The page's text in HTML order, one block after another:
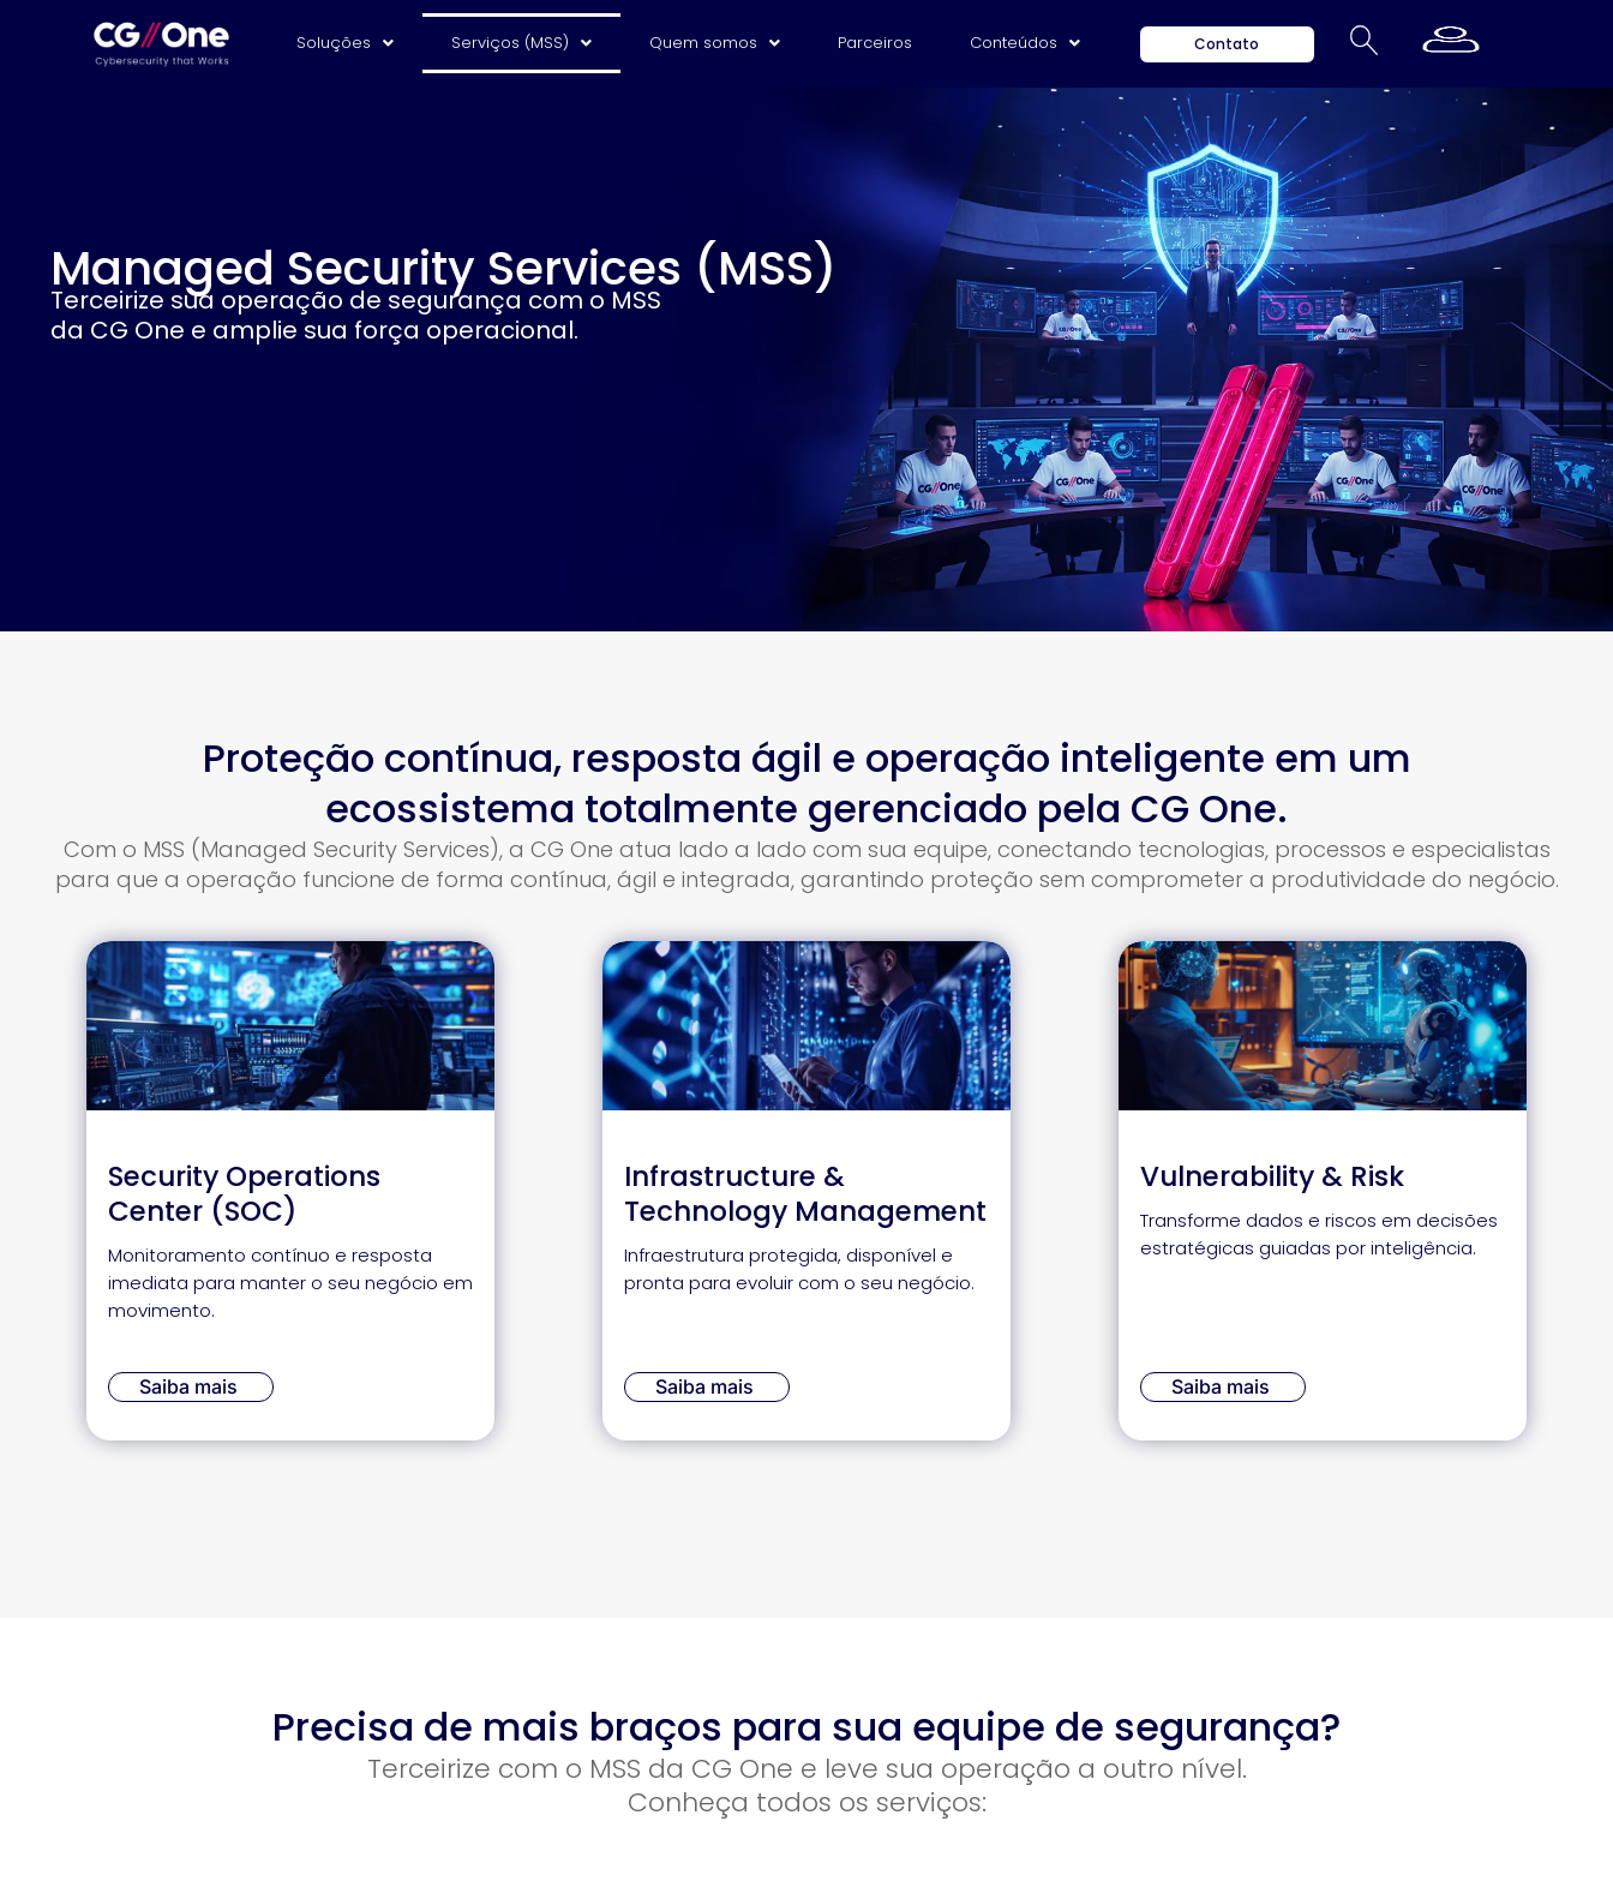
Soluções Serviços (MSS) Quem somos Parceiros Conteúdos Contato
Managed Security Services (MSS)
Terceirize sua operação de segurança com o MSS
da CG One e amplie sua força operacional.
Proteção contínua, resposta ágil e operação inteligente em um
ecossistema totalmente gerenciado pela CG One.
Com o MSS (Managed Security Services), a CG One atua lado a lado com sua equipe, conectando tecnologias, processos e especialistas
para que a operação funcione de forma contínua, ágil e integrada, garantindo proteção sem comprometer a produtividade do negócio.
Security Operations
Center (SOC)
Monitoramento contínuo e resposta
imediata para manter o seu negócio em
movimento.
Saiba mais
Infrastructure &
Technology Management
Infraestrutura protegida, disponível e
pronta para evoluir com o seu negócio.
Saiba mais
Vulnerability & Risk
Transforme dados e riscos em decisões
estratégicas guiadas por inteligência.
Saiba mais
Precisa de mais braços para sua equipe de segurança?
Terceirize com o MSS da CG One e leve sua operação a outro nível.
Conheça todos os serviços: